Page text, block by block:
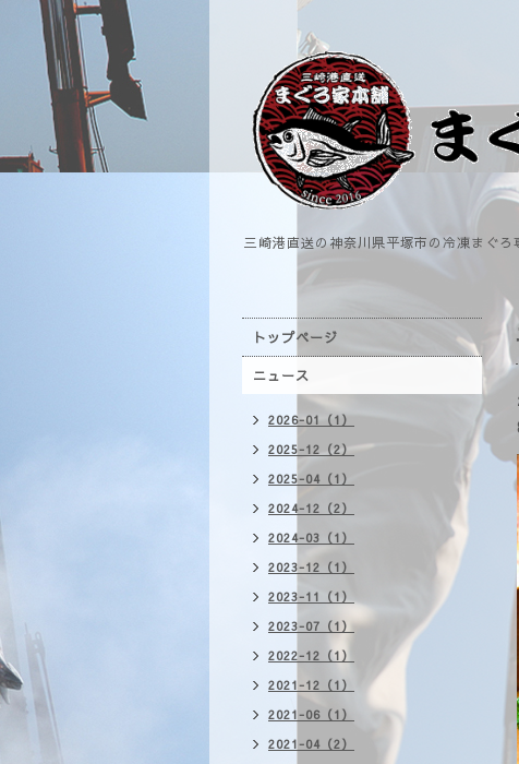
三崎港直送の神奈川県平塚市の冷凍まぐ
トップページ
ニュース
2026-01（1）
2025-12（2）
2025-04（1）
2024-12（2）
2024-03（1）
2023-12（1）
2023-11（1）
2023-07（1）
2022-12（1）
2021-12（1）
2021-06（1）
2021-04（2）